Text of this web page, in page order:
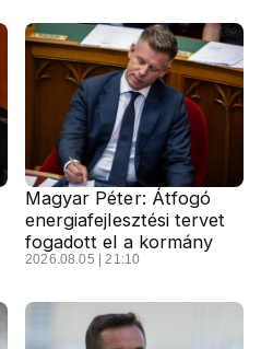
Magyar Péter: Átfogó
energiafejlesztési tervet
fogadott el a kormány
2026.08.05 | 21:10